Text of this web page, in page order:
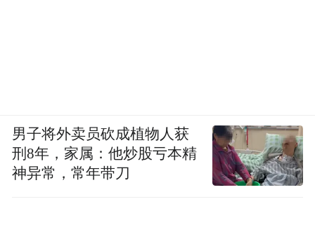
男子将外卖员砍成植物人获
刑8年，家属：他炒股亏本精
神异常，常年带刀